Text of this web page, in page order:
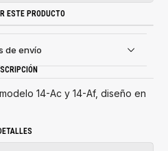
ESTE PRODUCTO
de envío
14-Ac y 14-Af, diseño en